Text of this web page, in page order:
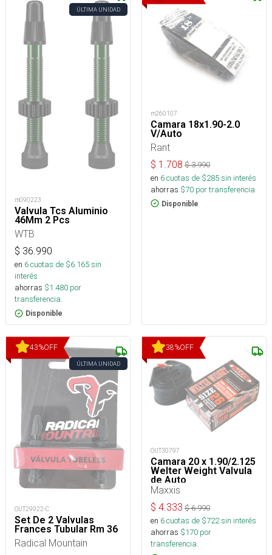
ÚLTIMA UNIDAD
m090223
Valvula Tcs Aluminio
46Mm 2 Pcs
WTB
$ 36.990
en 6cuotas de $6.165sin
interés
ahorras $1.480 por
transferencia.
Disponible
m260107
Camara 18x1.90-2.0
V/Auto
Rant
$ 1.708 $3.990
en 6cuotas de $285sin interés
ahorras $70 por transferencia.
Disponible
43%OFF
ÚLTIMA UNIDAD
OUT29922-C
Set De 2 Valvulas
Frances Tubular Rm 36
Radical Mountain
38%OFF
OUT30797
Camara 20 x 1.90/2.125
Welter Weight Valvula
de Auto
Maxxis
$ 4.333 $6.990
en 6cuotas de $722sin interés
ahorras $170 por
transferencia.